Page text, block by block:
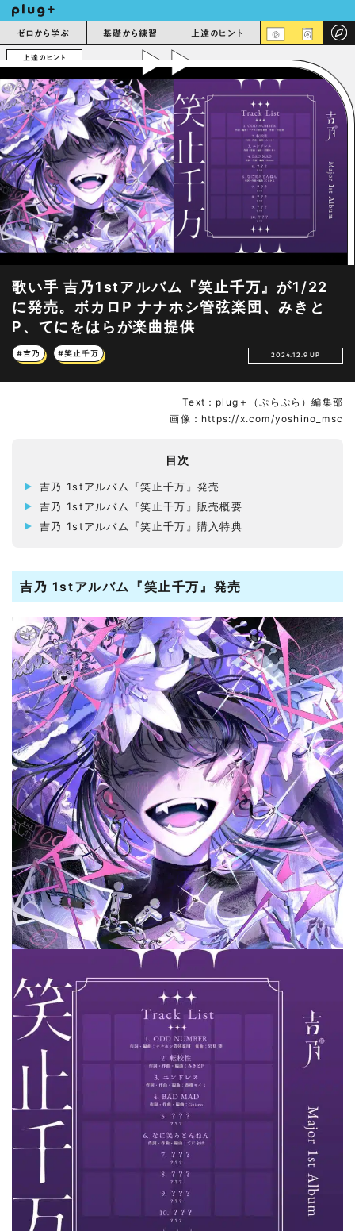
ゼロから学ぶ 基礎から練習 上達のヒント
上達のヒント
歌い手 吉乃1stアルバム『笑止千万』が1/22
に発売。ボカロP ナナホシ管弦楽団、みきと
P、てにをはらが楽曲提供
#吉乃 #笑止千万 2024.12.9 UP
Text：plug＋（ぷらぷら）編集部
画像：https://x.com/yoshino_msc
目次
吉乃 1stアルバム『笑止千万』発売
吉乃 1stアルバム『笑止千万』販売概要
吉乃 1stアルバム『笑止千万』購入特典
吉乃 1stアルバム『笑止千万』発売